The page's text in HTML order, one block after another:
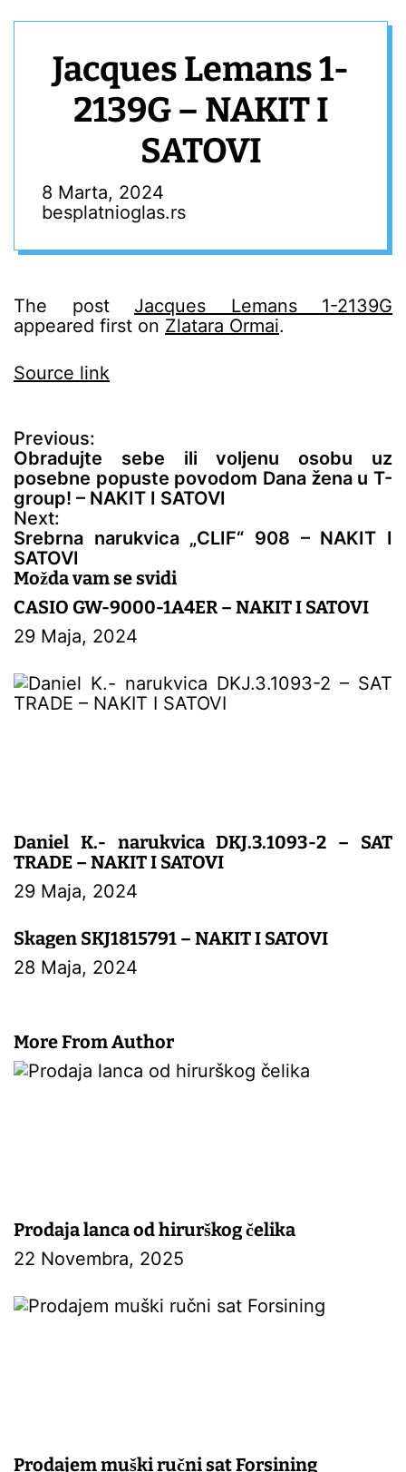
Jacques Lemans 1-
2139G – NAKIT I
SATOVI
8 Marta, 2024
besplatnioglas.rs
The post Jacques Lemans 1-2139G
appeared first on Zlatara Ormai.
Source link
N
a
v
i
g
a
c
i
j
a
č
a
n
a
Previous:
Obradujte sebe ili voljenu osobu uz
posebne popuste povodom Dana žena u T-
group! – NAKIT I SATOVI
Next:
Srebrna narukvica „CLIF“ 908 – NAKIT I
SATOVI
Možda vam se svidi
CASIO GW-9000-1A4ER – NAKIT I SATOVI
29 Maja, 2024
Daniel K.- narukvica DKJ.3.1093-2 – SAT
TRADE – NAKIT I SATOVI
29 Maja, 2024
Skagen SKJ1815791 – NAKIT I SATOVI
28 Maja, 2024
More From Author
Prodaja lanca od hirurškog čelika
22 Novembra, 2025
Prodajem muški ručni sat Forsining